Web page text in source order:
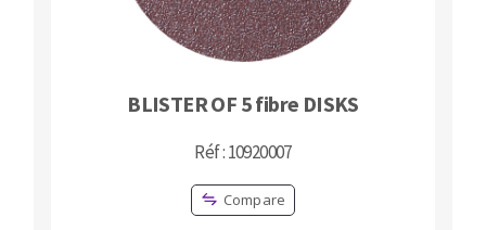
BLISTER OF 5 fibre DISKS
Réf : 10920007
Compare